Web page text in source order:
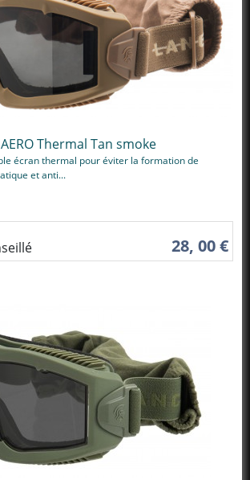
Thermal Tan smoke
écran thermal pour éviter la formation de
et anti...
28, 00 €